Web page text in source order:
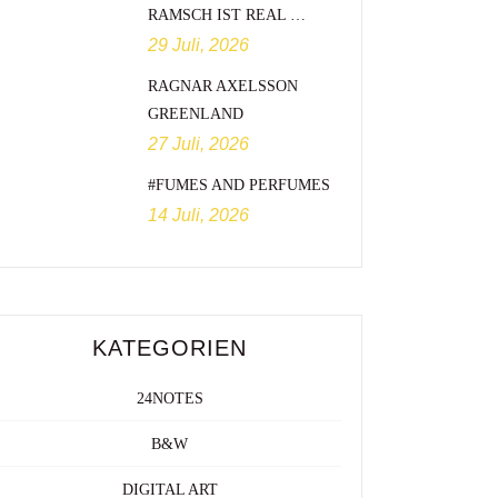
RAMSCH IST REAL …
29 Juli, 2026
RAGNAR AXELSSON
GREENLAND
27 Juli, 2026
#FUMES AND PERFUMES
14 Juli, 2026
KATEGORIEN
24NOTES
B&W
DIGITAL ART